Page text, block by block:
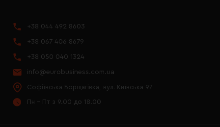
+38 044 492 8603
+38 067 406 8679
+38 050 040 1324
info@eurobusiness.com.ua
Софіївська Борщагівка, вул. Київська 97
Пн - Пт з 9.00 до 18.00